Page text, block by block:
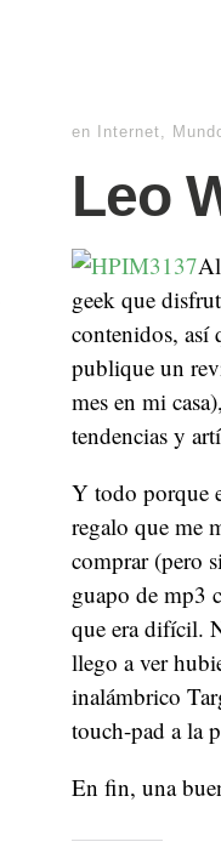
en Internet,
Leo
geek que
contenidos, así
publique un
mes en mi
tendencias y
Y todo porque
regalo que me
comprar (pero
guapo de mp3
que era difícil.
llego a ver
inalámbrico
touch-pad a la
En fin, una